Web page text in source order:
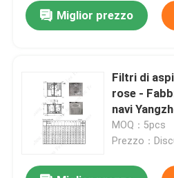
Miglior prezzo
Filtri di
rose -
navi
Cina
MOQ：5pcs
Prezzo：